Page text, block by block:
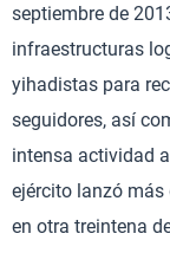
septiembre de
infraestructuras
yihadistas para
seguidores, así
intensa actividad
ejército lanzó más
en otra treintena